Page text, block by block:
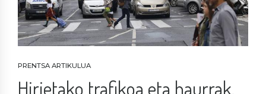
PRENTSA ARTIKULUA
Hirietako trafikoa eta haurrak.